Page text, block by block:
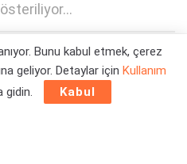
31/10/2023 13:15
Bunu kabul etmek, çerez
geliyor. Detaylar için Kullanım
gidin. Kabul